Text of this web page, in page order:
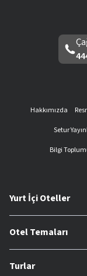
Hakkımızda
Setur
Bilgi
Yurt İçi Oteller
Otel Temaları
Turlar